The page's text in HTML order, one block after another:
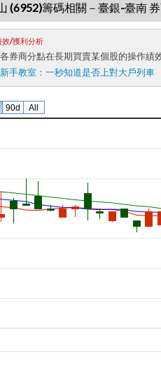
(6952)籌碼相關－臺銀-臺南
效/獲利分析
券商分點在長期買賣某個股的操作績
手教室： 一秒知道是否上對大戶列車
90d All